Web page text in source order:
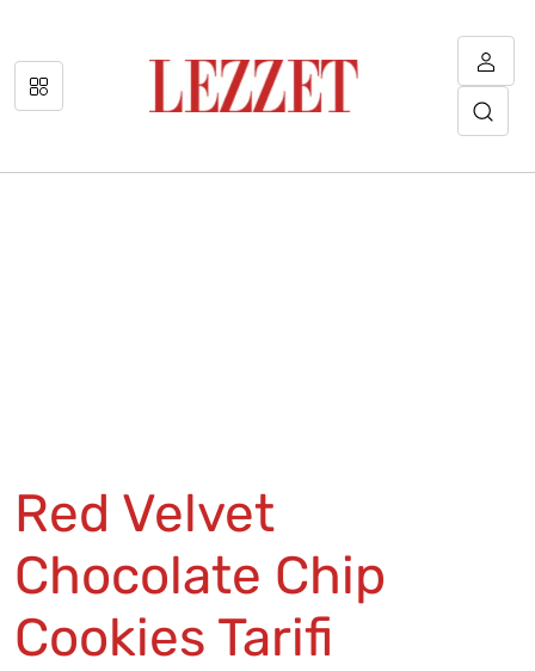
Red Velvet
Chocolate Chip
Cookies Tarifi